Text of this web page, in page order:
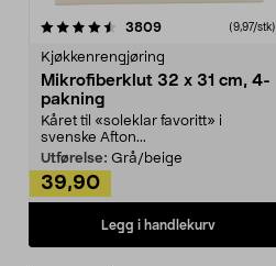
3809anmeldelser(9,97/stk)
Kjøkkenrengjøring
Mikrofiberklut 32 x 31 cm, 4-
pakning
Kåret til «soleklar favoritt» i
svenske Afton...
Utførelse: Grå/beige
39,90
Legg i handlekurv
4.5av 5 stjerner